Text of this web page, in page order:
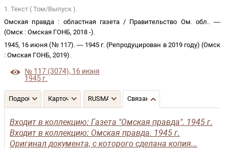
1. Текст ( Том/Выпуск ).
Омская правда : областная газета / Правительство Ом. обл.. —
(Омск : Омская ГОНБ, 2018 -).
1945, 16 июня (№ 117). — 1945 г. (Репродуцирован в 2019 году)(Омск
: Омская ГОНБ, 2019).
№ 117 (3074), 16 июня
1945 г.
Подробнее Карточка RUSMARC Связанные записи
Входит в коллекцию: Газета "Омская правда". 1945 г.
Входит в коллекцию: Омская правда. 1945 г.
Оригинал документа, с которого сделана копия...